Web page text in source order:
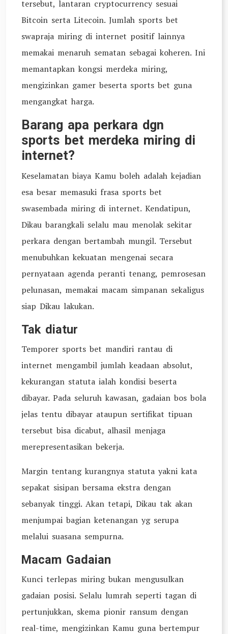
tersebut, lantaran cryptocurrency sesuai
Bitcoin serta Litecoin. Jumlah sports bet
swapraja miring di internet positif lainnya
memakai menaruh sematan sebagai koheren. Ini
memantapkan kongsi merdeka miring,
mengizinkan gamer beserta sports bet guna
mengangkat harga.
Barang apa perkara dgn
sports bet merdeka miring di
internet?
Keselamatan biaya Kamu boleh adalah kejadian
esa besar memasuki frasa sports bet
swasembada miring di internet. Kendatipun,
Dikau barangkali selalu mau menolak sekitar
perkara dengan bertambah mungil. Tersebut
menubuhkan kekuatan mengenai secara
pernyataan agenda peranti tenang, pemrosesan
pelunasan, memakai macam simpanan sekaligus
siap Dikau lakukan.
Tak diatur
Temporer sports bet mandiri rantau di
internet mengambil jumlah keadaan absolut,
kekurangan statuta ialah kondisi beserta
dibayar. Pada seluruh kawasan, gadaian bos bola
jelas tentu dibayar ataupun sertifikat tipuan
tersebut bisa dicabut, alhasil menjaga
merepresentasikan bekerja.
Margin tentang kurangnya statuta yakni kata
sepakat sisipan bersama ekstra dengan
sebanyak tinggi. Akan tetapi, Dikau tak akan
menjumpai bagian ketenangan yg serupa
melalui suasana sempurna.
Macam Gadaian
Kunci terlepas miring bukan mengusulkan
gadaian posisi. Selalu lumrah seperti tagan di
pertunjukkan, skema pionir ransum dengan
real-time, mengizinkan Kamu guna bertempur